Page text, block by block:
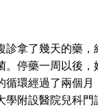
拿了幾天的藥，
停藥一周以後
環經過了兩個
附設醫院兒科